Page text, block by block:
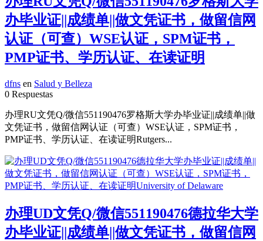
办毕业证||成绩单||做文凭证书，做留信网
认证（可查）WSE认证，SPM证书，
PMP证书、学历认证、在读证明
dfns en Salud y Belleza
0 Respuestas
办理RU文凭Q/微信551190476罗格斯大学办毕业证||成绩单||做
文凭证书，做留信网认证（可查）WSE认证，SPM证书，
PMP证书、学历认证、在读证明Rutgers...
办理UD文凭Q/微信551190476德拉华大学
办毕业证||成绩单||做文凭证书，做留信网